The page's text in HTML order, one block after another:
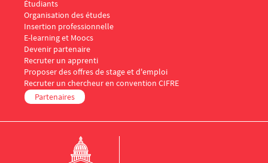
Menu Footer IFP 4
Étudiants
Organisation des études
Insertion professionnelle
E-learning et Moocs
Menu Footer IFP 5
Devenir partenaire
Recruter un apprenti
Proposer des offres de stage et d'emploi
Recruter un chercheur en convention CIFRE
Partenaires